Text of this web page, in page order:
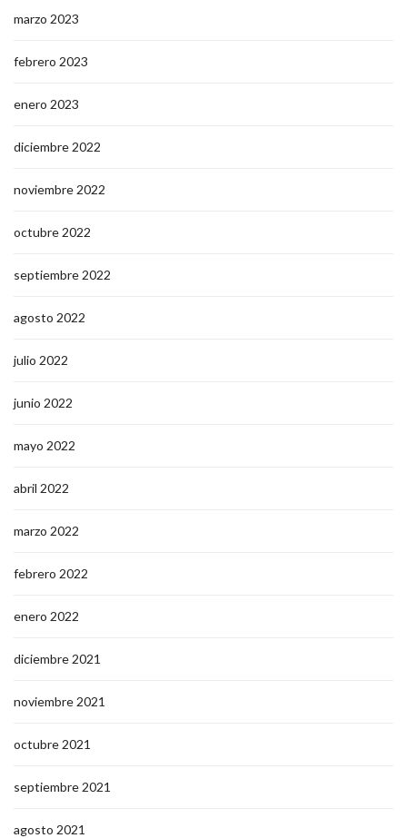
marzo 2023
febrero 2023
enero 2023
diciembre 2022
noviembre 2022
octubre 2022
septiembre 2022
agosto 2022
julio 2022
junio 2022
mayo 2022
abril 2022
marzo 2022
febrero 2022
enero 2022
diciembre 2021
noviembre 2021
octubre 2021
septiembre 2021
agosto 2021